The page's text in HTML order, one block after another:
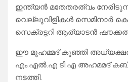
ഇന്ത്യൻ മതേതരത്വം
വെല്ലുവിളികൾ സെമിനാർ
സെക്രട്ടറി ആര്യാടൻ
ഈ മുഹമ്മദ് കുഞ്ഞി
എം.എൽ.എ ടി.എ അഹമമദ്
നടത്തി.